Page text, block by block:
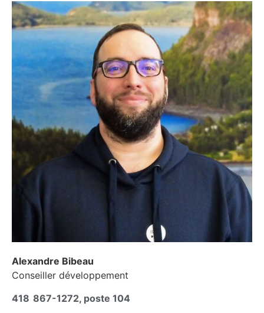
Alexandre Bibeau
Conseiller développement
418 867-1272, poste 104